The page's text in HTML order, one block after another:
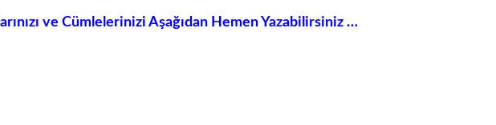
ve Cümlelerinizi Aşağıdan Hemen Yazabilirsiniz …